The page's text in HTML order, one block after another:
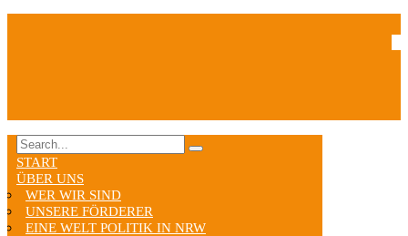
START
ÜBER UNS
WER WIR SIND
UNSERE FÖRDERER
EINE WELT POLITIK IN NRW